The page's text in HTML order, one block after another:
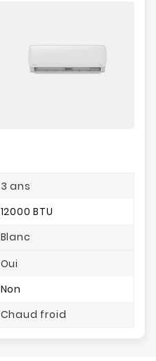
3 ans
12000 BTU
Blanc
Oui
Non
Chaud froid